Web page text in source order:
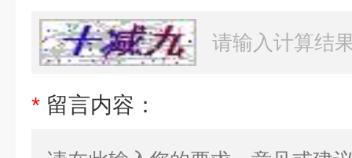
* 留言内容：